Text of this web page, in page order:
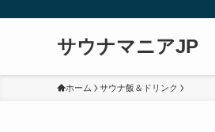
サウナマニアJP
ホーム サウナ飯＆ドリンク